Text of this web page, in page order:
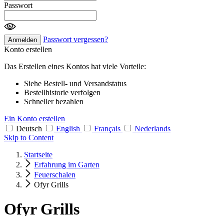
Passwort
Anmelden
Passwort vergessen?
Konto erstellen
Das Erstellen eines Kontos hat viele Vorteile:
Siehe Bestell- und Versandstatus
Bestellhistorie verfolgen
Schneller bezahlen
Ein Konto erstellen
Deutsch
English Français
Nederlands
Skip to Content
Startseite
Erfahrung im Garten
Feuerschalen
Ofyr Grills
Ofyr Grills